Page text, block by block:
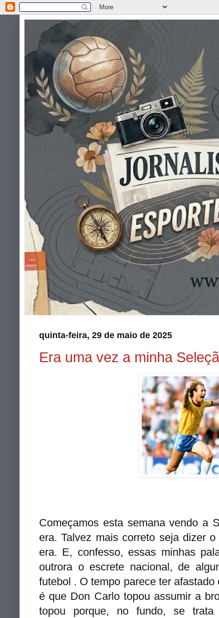
quinta-feira, 29 de maio de 2025
Era uma vez a minha
Começamos esta semana vendo a
era. Talvez mais correto seja dizer
era. E, confesso, essas minhas
outrora o escrete nacional, de
futebol . O tempo parece ter
é que Don Carlo topou assumir a
topou porque, no fundo, se